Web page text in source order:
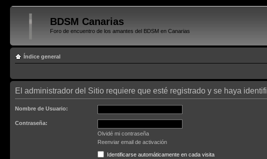
BDSM Canarias
Foro de encuentro de los amantes del BDSM en Canarias
Índice general
El administrador del Sitio requiere que esté registrado y se haya
Nombre de Usuario:
Contraseña:
Olvidé mi contraseña
Reenviar email de activación
Identificarse automáticamente en cada visita